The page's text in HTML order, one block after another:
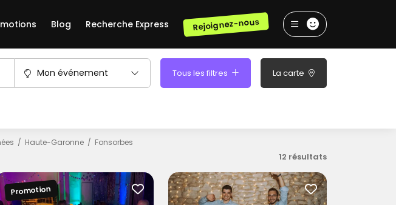
Blog Recherche Express Rejoignez-nous
Mon événement Tous les filtres La carte
Haute-Garonne Fonsorbes
12 résultats
Promotion